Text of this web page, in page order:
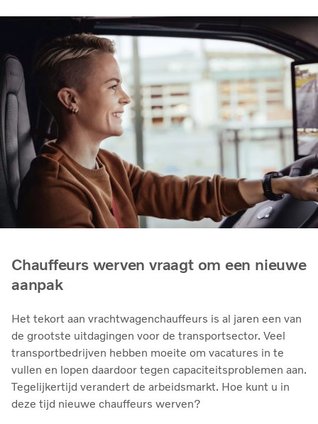
Chauffeurs werven vraagt om een nieuwe
aanpak
Het tekort aan vrachtwagenchauffeurs is al jaren een van
de grootste uitdagingen voor de transportsector. Veel
transportbedrijven hebben moeite om vacatures in te
vullen en lopen daardoor tegen capaciteitsproblemen aan.
Tegelijkertijd verandert de arbeidsmarkt. Hoe kunt u in
deze tijd nieuwe chauffeurs werven?